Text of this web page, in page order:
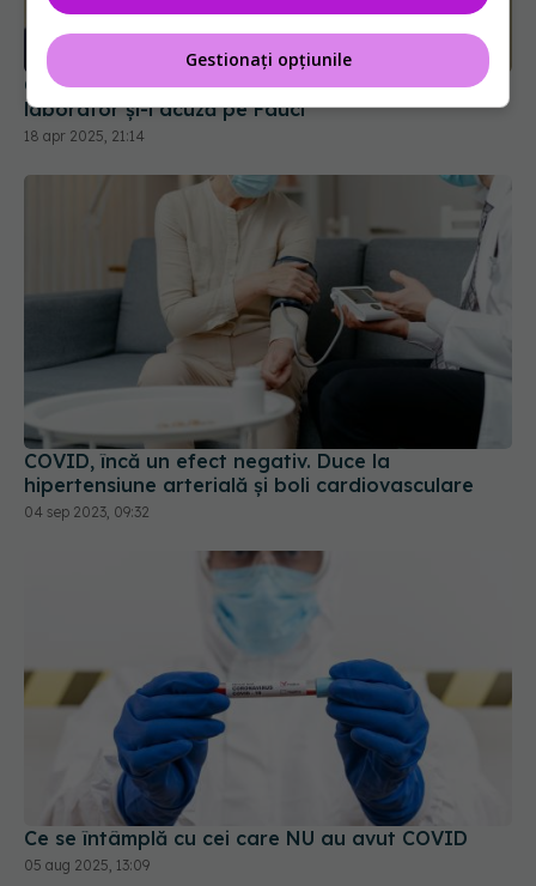
Casa Albă a publicat că originea COVID este un
laborator și-l acuză pe Fauci
18 apr 2025, 21:14
COVID, încă un efect negativ. Duce la
hipertensiune arterială și boli cardiovasculare
04 sep 2023, 09:32
Ce se întâmplă cu cei care NU au avut COVID
05 aug 2025, 13:09
Gestionați opțiunile